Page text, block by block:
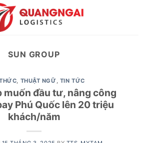
SUN GROUP
, THUẬT NGỮ , TIN TỨC
muốn đầu tư, nâng công
Phú Quốc lên 20 triệu
khách/năm